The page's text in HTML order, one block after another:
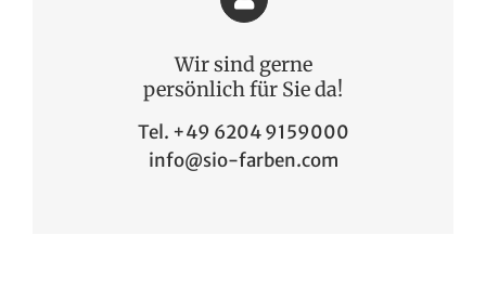
Wir sind gerne
persönlich für Sie da!
Tel. +49 6204 9159000
info@sio-farben.com